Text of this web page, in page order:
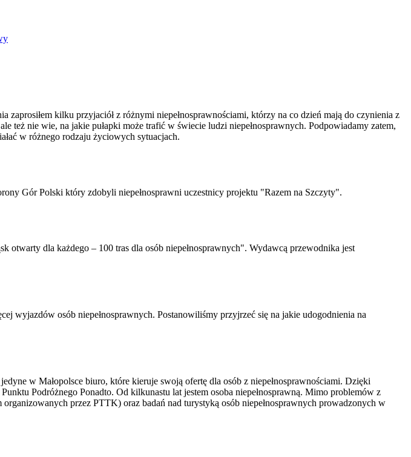
kilku przyjaciół z różnymi niepełnosprawnościami, którzy na co dzień mają do czynienia z
nie wie, na jakie pułapki może trafić w świecie ludzi niepełnosprawnych. Podpowiadamy zatem,
w różnego rodzaju życiowych sytuacjach.
Gór Polski który zdobyli niepełnosprawni uczestnicy projektu "Razem na Szczyty".
otwarty dla każdego – 100 tras dla osób niepełnosprawnych". Wydawcą przewodnika jest
wyjazdów osób niepełnosprawnych. Postanowiliśmy przyjrzeć się na jakie udogodnienia na
w Małopolsce biuro, które kieruje swoją ofertę dla osób z niepełnosprawnościami. Dzięki
Podróżnego Ponadto. Od kilkunastu lat jestem osoba niepełnosprawną. Mimo problemów z
przez PTTK) oraz badań nad turystyką osób niepełnosprawnych prowadzonych w